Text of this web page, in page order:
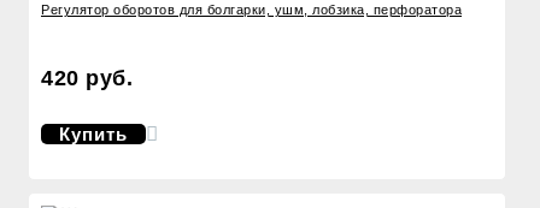
Регулятор оборотов для болгарки, ушм, лобзика, перфоратора
420 руб.
Купить